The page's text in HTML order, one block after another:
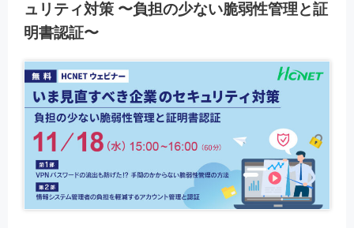
ュリティ対策 〜負担の少ない脆弱性管理と証
明書認証〜